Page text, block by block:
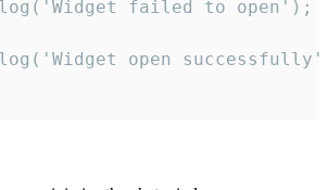
failed to open');
open